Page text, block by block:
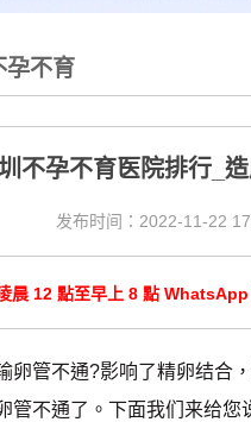
孕不育
不孕不育医院排行_
发布时间：2022-11-22
晨 12 點至早上 8 點
管不通?影响了精卵结合，
管不通了。下面我们来给您